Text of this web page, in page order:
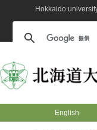
Hokkaido
English